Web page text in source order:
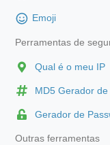
Emoji
Perramentas de
Qual é o meu IP
MD5 Gerador de
Gerador de
Outras ferramentas